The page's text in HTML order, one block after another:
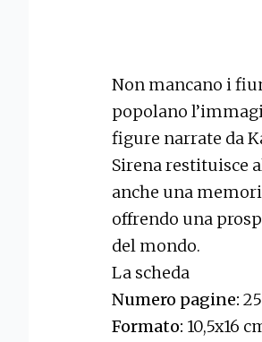
Non mancano i
popolano
figure narrate da
Sirena restituisce
anche una
offrendo una
del mondo.
La scheda
Numero pagine:
Formato: 10,5x16